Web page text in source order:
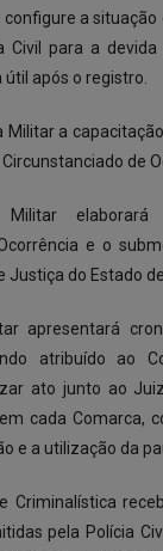
configure a
Civil para a
após o registro.
Militar a
de
elaborará
e o
Justiça do Estado
apresentará
atribuído ao
ato junto ao
cada Comarca,
e a utilização da
Criminalística
pela Polícia